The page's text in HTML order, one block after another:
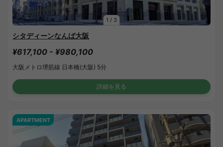
1 / 3
シタディーンなんば大阪
¥617,100 - ¥980,100
大阪メトロ堺筋線 日本橋(大阪) 5分
詳細を見る
APARTMENT